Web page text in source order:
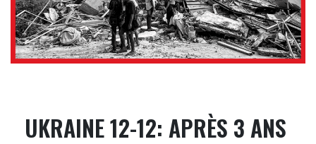
UKRAINE 12-12: APRÈS 3 ANS